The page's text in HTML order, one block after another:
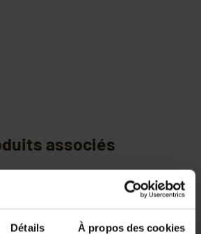
Détails À propos des cookies
associés
-20%